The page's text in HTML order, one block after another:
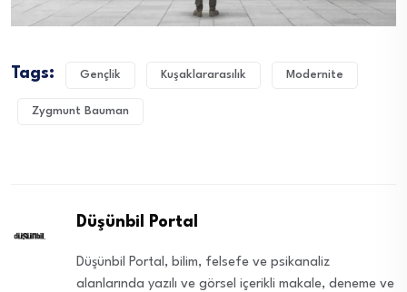
Tags: Gençlik Kuşaklararasılık Modernite
Zygmunt Bauman
Düşünbil Portal
Düşünbil Portal, bilim, felsefe ve psikanaliz
alanlarında yazılı ve görsel içerikli makale, deneme ve